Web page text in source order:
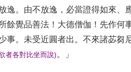
逸。 由不放逸 ， 必當證得如來、
餘覺品善法 ！ 大德僧伽 ！ 先作何
事。未受近圓者出。不來諸苾芻
者各對比坐而說)。」